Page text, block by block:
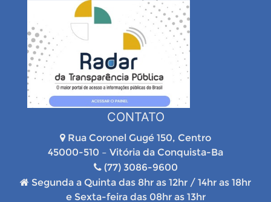
CONTATO
Rua Coronel Gugé 150, Centro
45000-510 – Vitória da Conquista-Ba
(77) 3086-9600
Segunda a Quinta das 8hr as 12hr / 14hr as 18hr
e Sexta-feira das 08hr as 13hr